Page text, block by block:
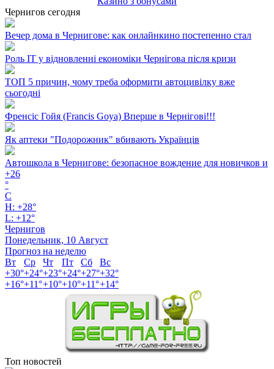
Чернигов сегодня
Вечер дома в Чернигове: как онлайнкино постепенно стал
Роль ІТ у відновленні економіки Чернігова після кризи
ТОП 5 причин, чому треба оформити автоцивілку вже
сьогодні
Френсіс Гойя (Francis Goya) Вперше в Чернігові!!!
Як аптеки "Подорожник" вбивають Українців
Автошкола в Чернигове: безопасное вождение для новичков и
+26
°
C
H: +28°
L: +12°
Чернигов
Понедельник, 10 Август
Прогноз на неделю
Вт
Ср Чт Пт Сб
Вс
+30°+24°+23°+24°+27°+32°
+16°+11°+10°+10°+11°+14°
Топ новостей